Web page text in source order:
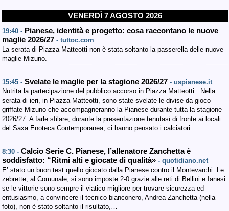
VENERDÌ 7 AGOSTO 2026
19:40 - Pianese, identità e progetto: cosa raccontano le nuove
maglie 2026/27 - tuttoc.com
La serata di Piazza Matteotti non è stata soltanto la passerella delle nuove
maglie Mizuno.
15:45 - Svelate le maglie per la stagione 2026/27 - uspianese.it
Nutrita la partecipazione del pubblico accorso in Piazza Matteotti Nella
serata di ieri, in Piazza Matteotti, sono state svelate le divise da gioco
griffate Mizuno che accompagneranno la Pianese durante tutta la stagione
2026/27. A farle sfilare, durante la presentazione tenutasi di fronte ai locali
del Saxa Enoteca Contemporanea, ci hanno pensato i calciatori…
8:30 - Calcio Serie C. Pianese, l’allenatore Zanchetta è
soddisfatto: “Ritmi alti e giocate di qualità» - quotidiano.net
E’ stato un buon test quello giocato dalla Pianese contro il Montevarchi. Le
zebrette, al Comunale, si sono imposte 2-0 grazie alle reti di Bellini e Ianesi:
se le vittorie sono sempre il viatico migliore per trovare sicurezza ed
entusiasmo, a convincere il tecnico bianconero, Andrea Zanchetta (nella
foto), non è stato soltanto il risultato,…